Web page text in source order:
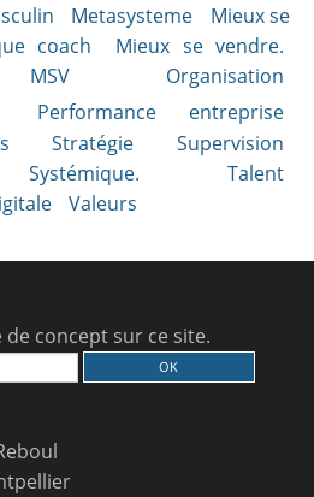
Metasysteme
Mieux se
coach
Mieux se vendre.
MSV Organisation
Performance entreprise
Stratégie
Supervision
Systémique.
Talent
Valeurs
concept sur ce site.